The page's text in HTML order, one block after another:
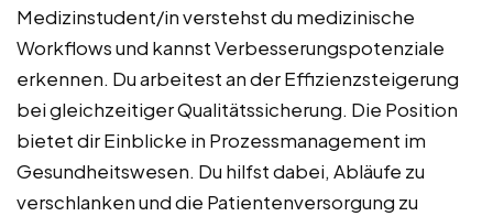
Medizinstudent/in verstehst du medizinische
Workflows und kannst Verbesserungspotenziale
erkennen. Du arbeitest an der Effizienzsteigerung
bei gleichzeitiger Qualitätssicherung. Die Position
bietet dir Einblicke in Prozessmanagement im
Gesundheitswesen. Du hilfst dabei, Abläufe zu
verschlanken und die Patientenversorgung zu